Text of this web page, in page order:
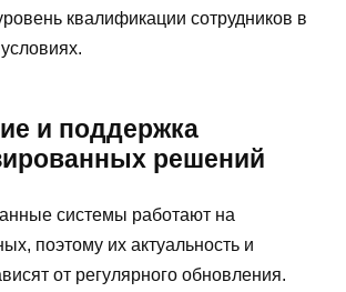
квалификации сотрудников в
и поддержка
решений
системы работают на
поэтому их актуальность и
от регулярного обновления.